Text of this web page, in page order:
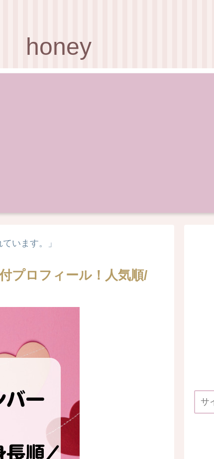
honey
います。」
プロフィール！人気順/